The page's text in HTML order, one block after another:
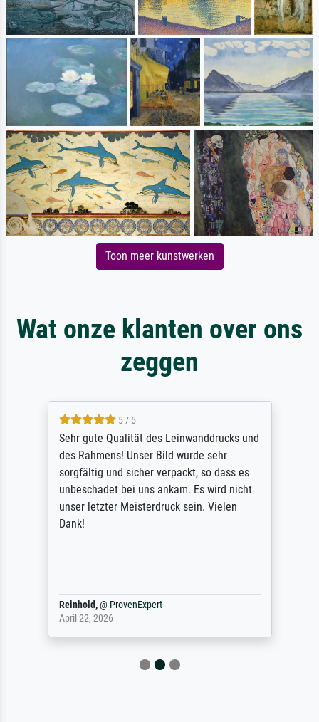
Toon meer kunstwerken
Wat onze klanten over ons
zeggen
5 / 5
Sehr gute Qualität des Leinwanddrucks und
des Rahmens! Unser Bild wurde sehr
sorgfältig und sicher verpackt, so dass es
unbeschadet bei uns ankam. Es wird nicht
unser letzter Meisterdruck sein. Vielen
Dank!
Reinhold,@ ProvenExpert
April 22, 2026